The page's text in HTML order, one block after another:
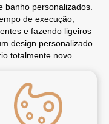
banho personalizados.
de execução,
e fazendo ligeiros
design personalizado
totalmente novo.